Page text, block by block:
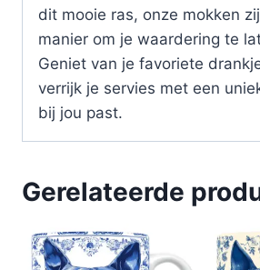
dit mooie ras, onze mokken
manier om je waardering te
Geniet van je favoriete
verrijk je servies met een
bij jou past.
Gerelateerde